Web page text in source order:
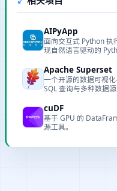
AIPyApp
面向交互式 Python 执
现自然语言驱动的
Apache Superset
一个开源的数据可视
SQL 查询与多种数据源
cuDF
基于 GPU 的
源工具。